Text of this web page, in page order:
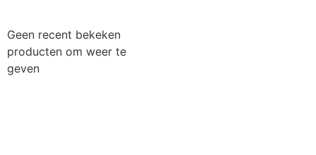
Geen recent bekeken
producten om weer te
geven